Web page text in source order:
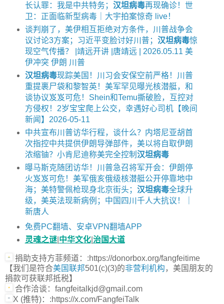
长认罪：我是中共特务； 汉坦病毒再现确诊！世
卫：正面临新型病毒｜大宇拍案惊奇 live！
谈判崩了，美伊相互拒绝对方条件，川普战争会
议讨论3方案；习近平变脸讨好川普； 汉坦病毒惊
现空气传播？ |靖远开讲 |唐靖远 | 2026.05.11 美
伊冲突 伊朗 川普
汉坦病毒现踪美国！川习会安保空前严格！川普
重提裹尸袋和黎智英！美军罕见曝光核潜艇，和
谈协议岌岌可危！Shein和Temu撕破脸，互控对
方侵权！2岁宝宝爬上公交，幸遇好心司机【晚间
新闻】2026-05-11
中共宣布川普访华行程，谈什么？内塔尼亚胡首
次指控中共提供伊朗导弹部件，美以将自取伊朗
浓缩铀？小肯尼迪称美完全控制 汉坦病毒
曝马斯克随团访华！川普急召将军开会：伊朗停
火岌岌可危！美军俄亥俄级核潜艇公开停靠地中
海；美特警佩枪现身北京街头； 汉坦病毒全球升
级，美英法现新病例；中国四川千人大抗议！｜
新唐人
免费PC翻墙、安卓VPN翻墙APP
灵魂之谜| 中华文化| 治国大道
捐助支持方菲频道：:https://donorbox.org/fangfeitime
【我们是符合美国联邦501(c)(3)的非营利机构，美国朋友的
捐款可获联邦抵税】
合作洽谈：fangfeitalkjd@gmail.com
X (推特)：:https://x.com/FangfeiTalk